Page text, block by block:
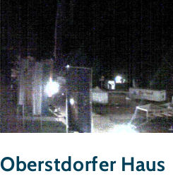
Oberstdorfer Haus